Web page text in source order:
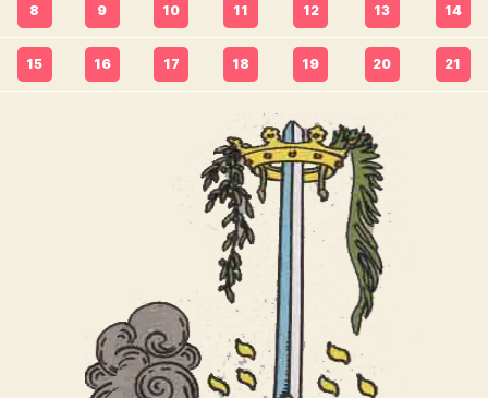
8 9 10 11 12 13 14
15 16 17 18 19 20 21